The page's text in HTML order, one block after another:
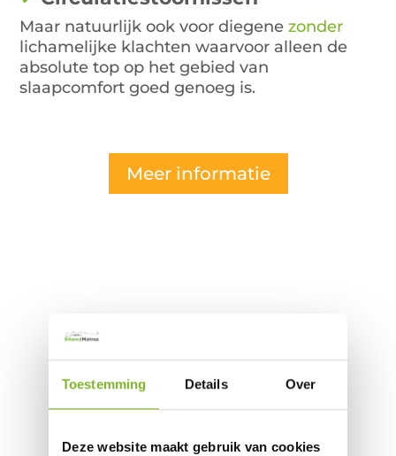
Toestemming Details Over
Deze website maakt gebruik van cookies
Maar natuurlijk ook voor diegenezonder
lichamelijke klachten waarvoor alleen de
absolute top op het gebied van
slaapcomfort goed genoeg is.
Meer informatie